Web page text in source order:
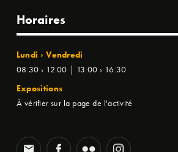
Horaires
Lundi › Vendredi
08:30 › 12:00 | 13:00 › 16:30
Expositions
À vérifier sur la page de l'activité